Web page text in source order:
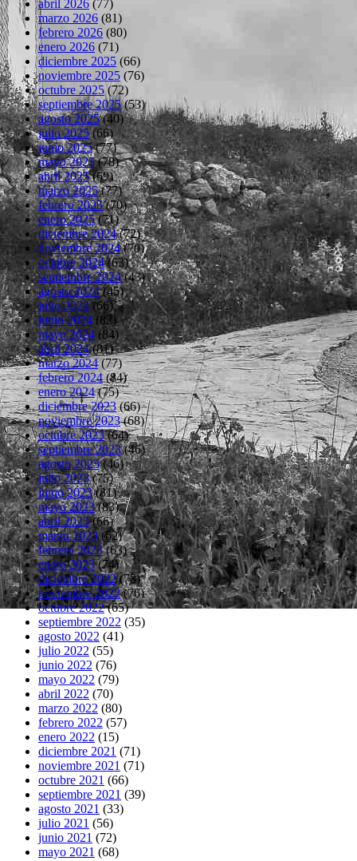
abril 2026 (77)
marzo 2026 (81)
febrero 2026 (80)
enero 2026 (71)
diciembre 2025 (66)
noviembre 2025 (76)
octubre 2025(72)
septiembre 2025(53)
agosto 2025(40)
julio 2025(66)
junio 2025(77)
mayo 2025(78)
abril 2025(69)
marzo 2025(77)
febrero 2025(70)
enero 2025(71)
diciembre 2024(72)
noviembre 2024(70)
octubre 2024(63)
septiembre 2024(43)
agosto 2024(45)
julio 2024(66)
junio 2024 (82)
mayo 2024 (84)
abril 2024(81)
marzo 2024(77)
febrero 2024(84)
enero 2024(75)
diciembre 2023(66)
noviembre 2023(68)
octubre 2023(64)
septiembre 2023(46)
agosto 2023(46)
julio 2023(75)
junio 2023(81)
mayo 2023(83)
abril 2023(66)
marzo 2023(62)
febrero 2023(63)
enero 2023(74)
diciembre 2022(73)
noviembre 2022(76)
octubre 2022(65)
septiembre 2022 (35)
agosto 2022 (41)
julio 2022 (55)
junio 2022 (76)
mayo 2022 (79)
abril 2022 (70)
marzo 2022 (80)
febrero 2022 (57)
enero 2022 (15)
diciembre 2021 (71)
noviembre 2021 (71)
octubre 2021 (66)
septiembre 2021 (39)
agosto 2021 (33)
julio 2021 (56)
junio 2021 (72)
mayo 2021 (68)